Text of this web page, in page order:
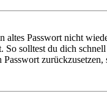
Passwort nicht
solltest du dich